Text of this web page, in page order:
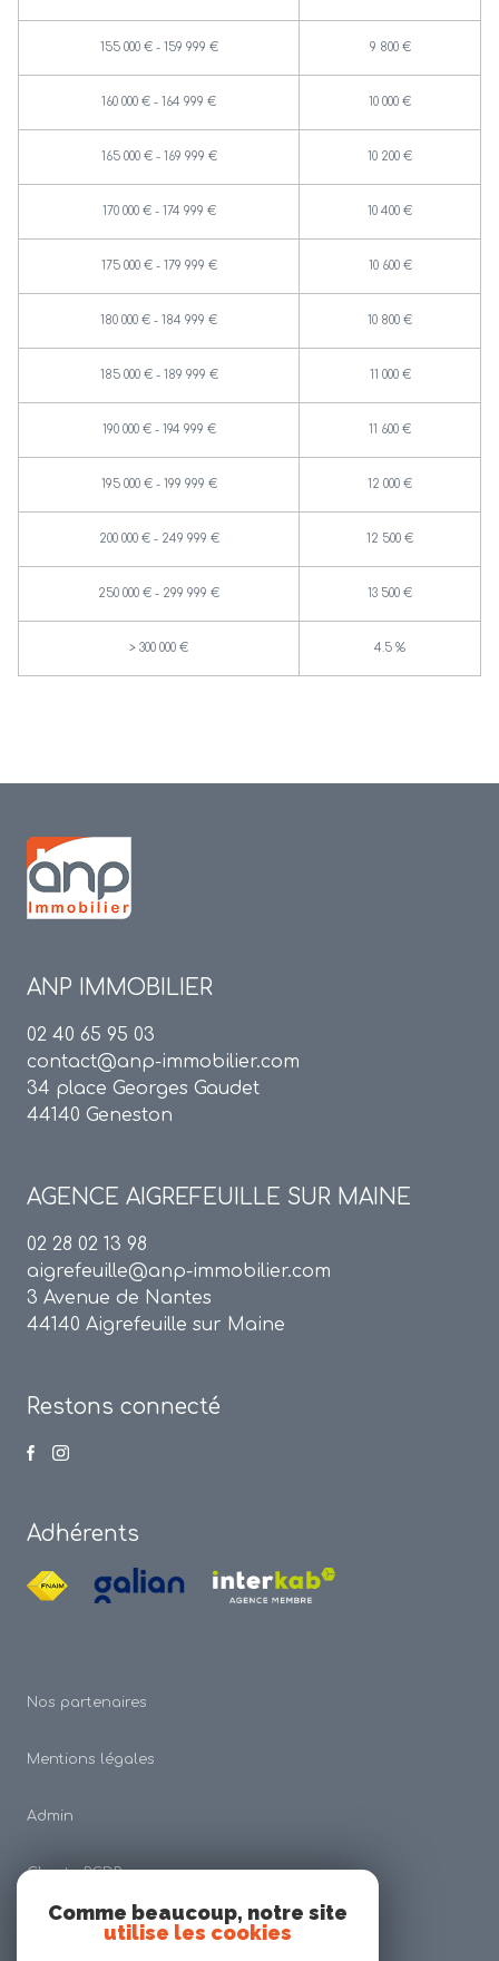
155 000 € - 159 999 € 9 800 €
160 000 € - 164 999 € 10 000 €
165 000 € - 169 999 € 10 200 €
170 000 € - 174 999 € 10 400 €
175 000 € - 179 999 € 10 600 €
180 000 € - 184 999 € 10 800 €
185 000 € - 189 999 € 11 000 €
190 000 € - 194 999 € 11 600 €
195 000 € - 199 999 € 12 000 €
200 000 € - 249 999 € 12 500 €
250 000 € - 299 999 € 13 500 €
> 300 000 € 4.5 %
ANP IMMOBILIER
02 40 65 95 03
contact@anp-immobilier.com
34 place Georges Gaudet
44140 Geneston
AGENCE AIGREFEUILLE SUR MAINE
02 28 02 13 98
aigrefeuille@anp-immobilier.com
3 Avenue de Nantes
44140 Aigrefeuille sur Maine
Restons connecté
Adhérents
Nos partenaires
Mentions légales
Admin
Charte RGDP
Nos honoraires
Comme beaucoup, notre site
utilise les cookies